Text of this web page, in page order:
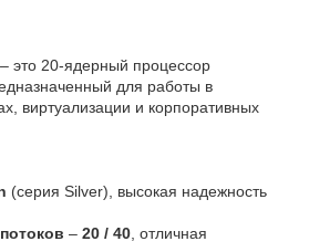
– это 20-ядерный процессор
для работы в
виртуализации и корпоративных
(серия Silver), высокая надежность
– 20 / 40 , отличная